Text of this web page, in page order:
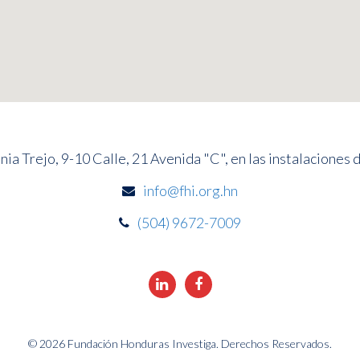
Trejo, 9-10 Calle, 21 Avenida "C", en las instalaciones
info@fhi.org.hn
(504) 9672-7009
© 2026 Fundación Honduras Investiga. Derechos Reservados.